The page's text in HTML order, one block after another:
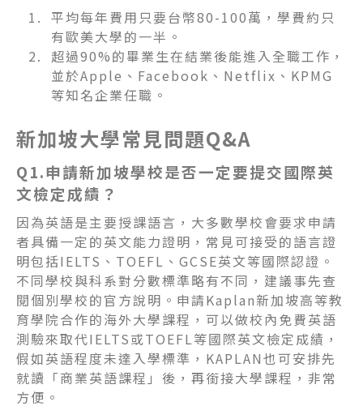
平均每年費用只要台幣80-100萬，學費約只
有歐美大學的一半。
超過90%的畢業生在結業後能進入全職工作，
並於Apple、Facebook、Netflix、KPMG
等知名企業任職。
新加坡大學常見問題Q&A
Q1.申請新加坡學校是否一定要提交國際英
文檢定成績？
因為英語是主要授課語言，大多數學校會要求申請
者具備一定的英文能力證明，常見可接受的語言證
明包括IELTS、TOEFL、GCSE英文等國際認證。
不同學校與科系對分數標準略有不同，建議事先查
閱個別學校的官方說明。申請Kaplan新加坡高等教
育學院合作的海外大學課程，可以做校內免費英語
測驗來取代IELTS或TOEFL等國際英文檢定成績，
假如英語程度未達入學標準，KAPLAN也可安排先
就讀「商業英語課程」後，再銜接大學課程，非常
方便。